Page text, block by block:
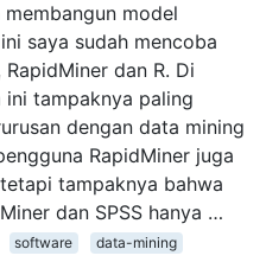
model
saya sudah mencoba
RapidMiner dan R. Di
tampaknya paling
dengan data mining
RapidMiner juga
tampaknya bahwa
dan SPSS hanya …
software data-mining